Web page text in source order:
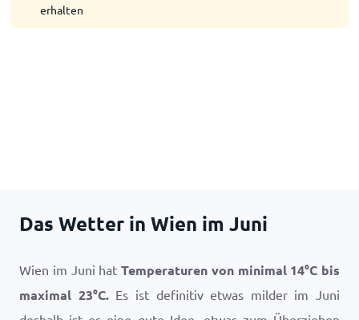
erhalten
Das Wetter in Wien im Juni
Wien im Juni hat Temperaturen von minimal 14°C bis
maximal 23°C.Es ist definitiv etwas milder im Juni